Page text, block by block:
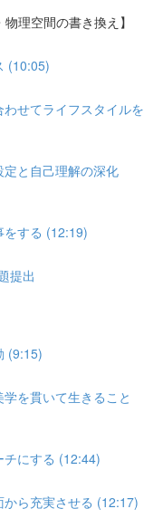
理空間の書き換え】
(10:05)
せてライフスタイルを
と自己理解の深化
する (12:19)
提出
(9:15)
を貫いて生きること
にする (12:44)
ら充実させる (12:17)